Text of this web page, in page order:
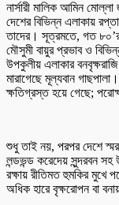
নার্সারী মালিক আমিন মোল্লা
দেশের বিভিন্ন এলাকায়
তাদের। সূত্রমতে, গত
মৌসুমী বায়ুর প্রভাব ও
উপকুলীয় এলাকার
মারাগেছে মূল্যবান
ক্ষতিগ্রস্ত হয়ে গেছে;
শুধু তাই নয়, পরপর দেশে
লন্ডভন্ড করেদেয় সুন্দরবন
রক্ষায় রীতিমত হুমকির মুখে
অধিক হারে বৃক্ষরোপন বা